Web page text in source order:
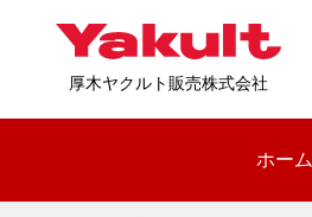
厚木ヤクルト販売株式会社
ホーム